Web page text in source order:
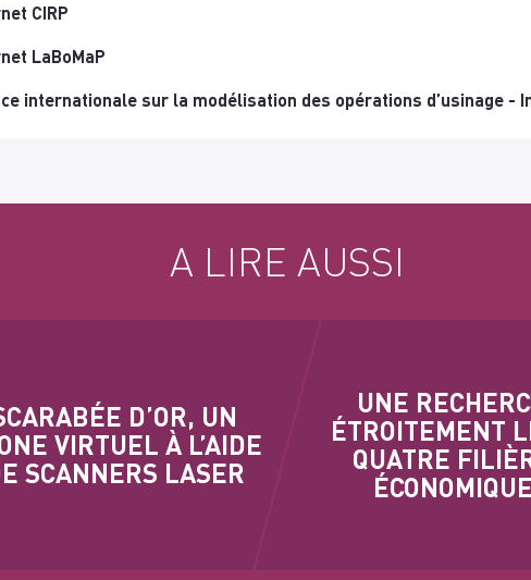
CIRP
LaBoMaP
internationale sur la modélisation des opérations d’usinage -
A LIRE AUSSI
D’OR, UN
VIRTUEL À L’AIDE
SCANNERS LASER
UNE
ÉTROITEMENT
QUATRE